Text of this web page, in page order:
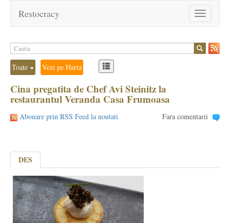
Toggle
navigation
Restocracy
Toate Vezi pe Harta
Cina pregatita de Chef Avi Steinitz la
restaurantul Veranda Casa Frumoasa
Abonare prin RSS Feed la noutati Fara comentarii
DES